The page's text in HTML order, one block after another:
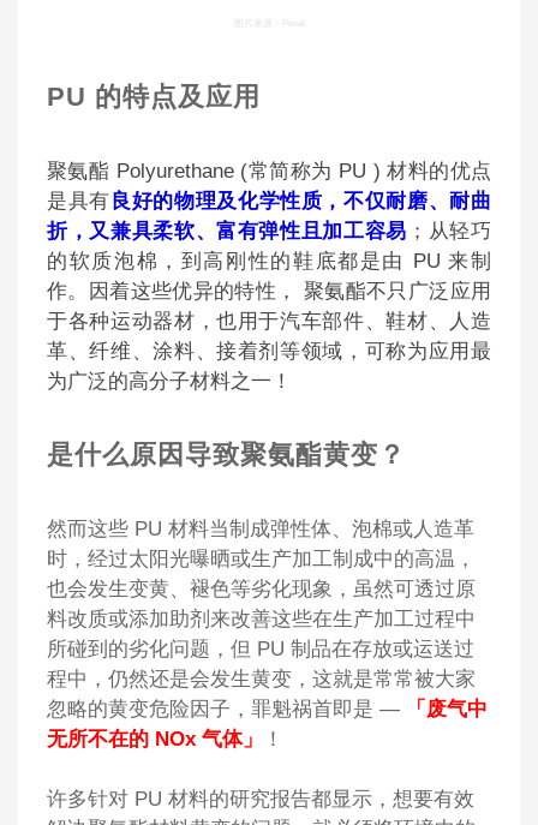
图片来源：Pexel
PU 的特点及应用
聚氨酯 Polyurethane (常简称为 PU ) 材料的优点
是具有 良好的物理及化学性质，不仅耐磨、耐曲
折，又兼具柔软、富有弹性且加工容易 ；从轻巧
的软质泡棉，到高刚性的鞋底都是由 PU 来制
作。因着这些优异的特性， 聚氨酯不只广泛应用
于各种运动器材，也用于汽车部件、鞋材、人造
革、纤维、涂料、接着剂等领域，可称为应用最
为广泛的高分子材料之一！
是什么原因导致聚氨酯黄变？
然而这些 PU 材料当制成弹性体、泡棉或人造革
时，经过太阳光曝晒或生产加工制成中的高温 ，
也会发生变黄、褪色等劣化现象，虽然可透过原
料改质或添加助剂来改善这些在生产加工过程中
所碰到的劣化问题，但 PU 制品在存放或运送过
程中，仍然还是会发生黄变，这就是常常被大家
忽略的黄变危险因子， 罪魁祸首即是 — 「废气中
无所不在的 NOx 气体」
！
许多针对 PU 材料的研究报告都显示，想要有效